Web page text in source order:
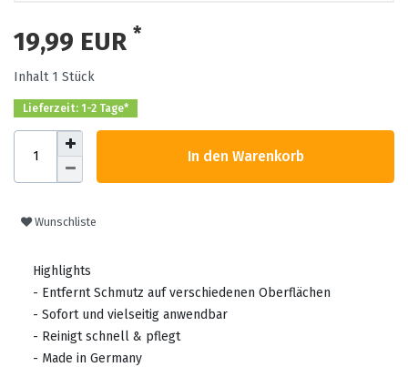
19,99 EUR *
Inhalt 1 Stück
Lieferzeit: 1-2 Tage*
In den Warenkorb
Wunschliste
Highlights
- Entfernt Schmutz auf verschiedenen Oberflächen
- Sofort und vielseitig anwendbar
- Reinigt schnell & pflegt
- Made in Germany